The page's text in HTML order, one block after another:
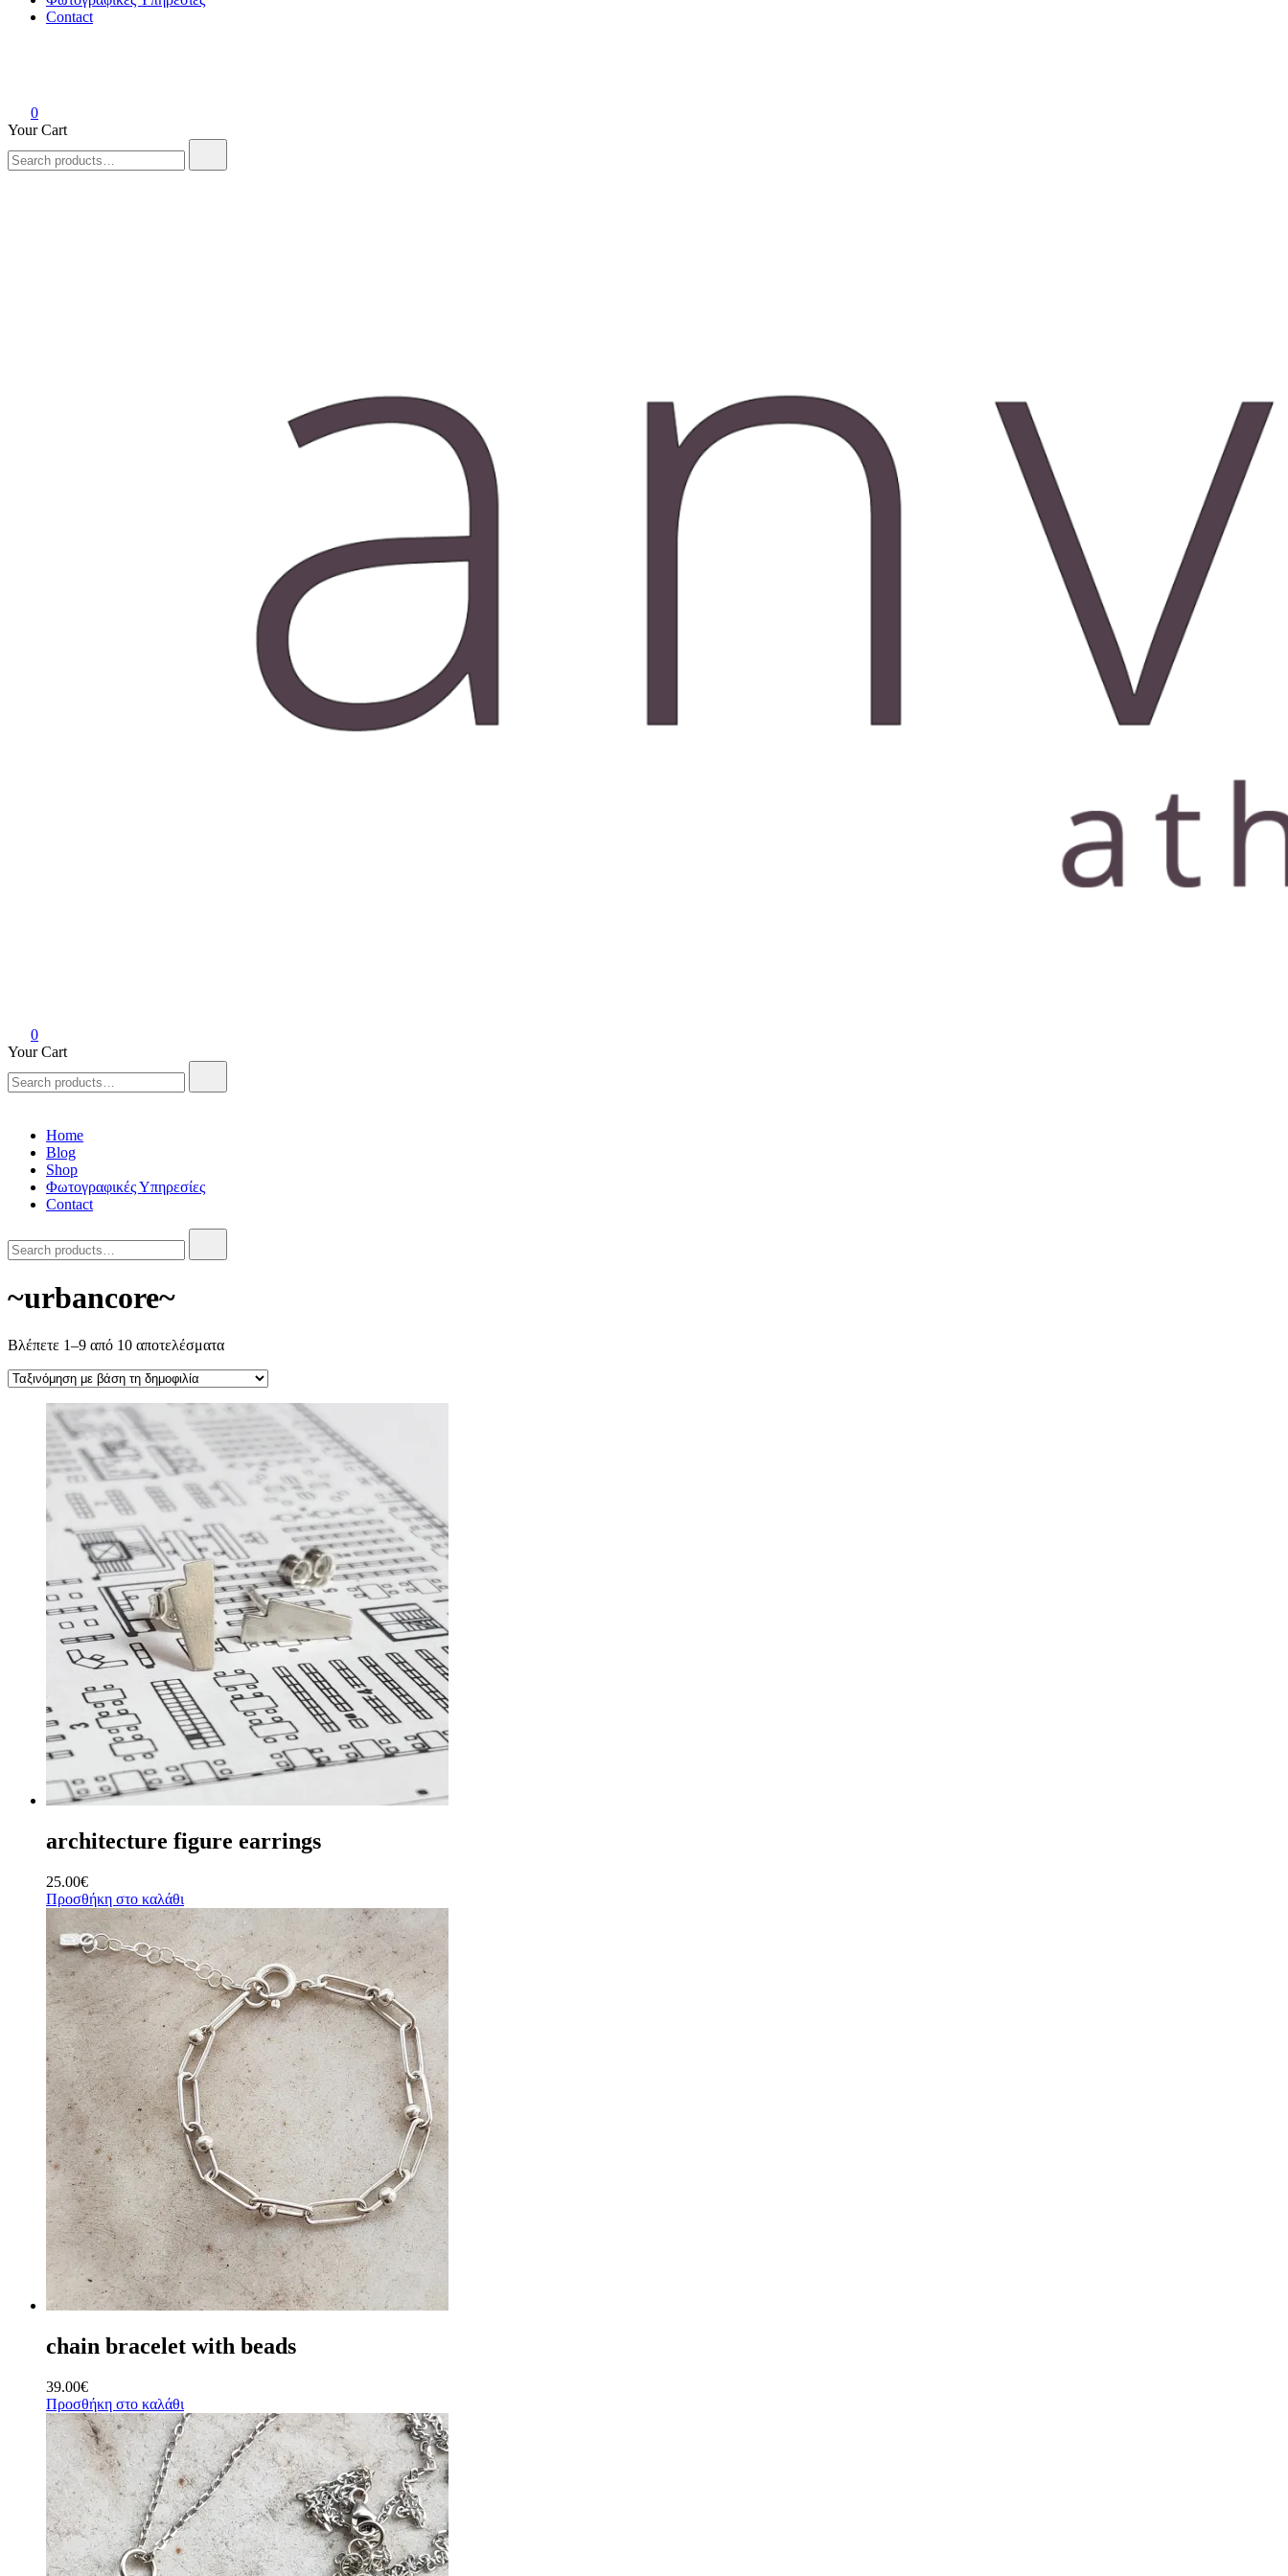
Contact
0
Your Cart
for:
0
Your Cart
for:
Home
Blog
Shop
Φωτογραφικές Υπηρεσίες
Contact
for:
~urbancore~
Βλέπετε 1–9 από 10 αποτελέσματα
architecture figure earrings
25.00€
Προσθήκη στο καλάθι
chain bracelet with beads
39.00€
Προσθήκη στο καλάθι